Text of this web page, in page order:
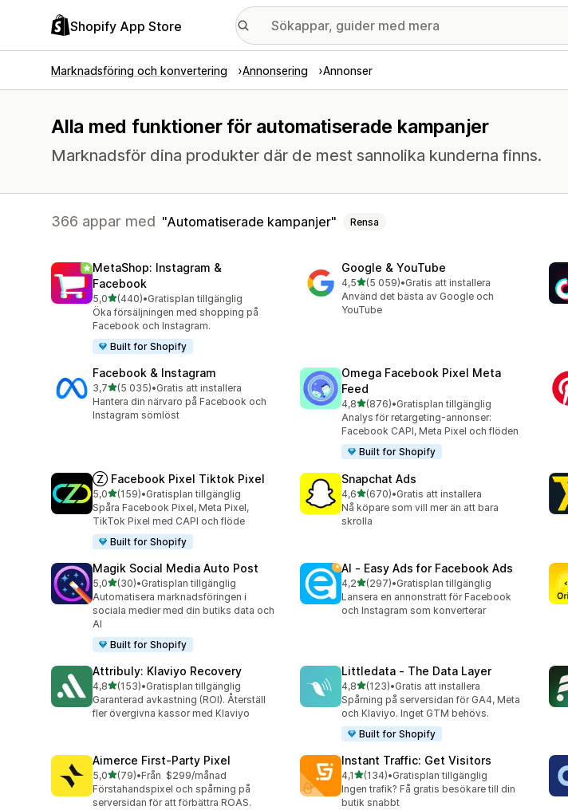
Shopify App Store
Marknadsföring och konvertering Annonsering Annonser
Alla med funktioner för automatiserade kampanjer
Marknadsför dina produkter där de mest sannolika kunderna finns.
366 appar med Automatiserade kampanjer Rensa
MetaShop: Instagram &
Facebook
5,0av 5 stjärnor
(440)
440 recensioner totalt
•Gratisplan tillgänglig
Öka försäljningen med shopping på
Facebook och Instagram.
Built for Shopify
Google & YouTube
4,5av 5 stjärnor
(5 059)
5059 recensioner totalt
•Gratis att installera
Använd det bästa av Google och
YouTube
Facebook & Instagram
3,7av 5 stjärnor
(5 035)
5035 recensioner totalt
•Gratis att installera
Hantera din närvaro på Facebook och
Instagram sömlöst
Omega Facebook Pixel Meta
Feed
4,8av 5 stjärnor
(876)
876 recensioner totalt
•Gratisplan tillgänglig
Analys för retargeting-annonser:
Facebook CAPI, Meta Pixel och flöden
Built for Shopify
Ⓩ Facebook Pixel Tiktok Pixel
5,0av 5 stjärnor
(159)
159 recensioner totalt
•Gratisplan tillgänglig
Spåra Facebook Pixel, Meta Pixel,
TikTok Pixel med CAPI och flöde
Built for Shopify
Snapchat Ads
4,6av 5 stjärnor
(670)
670 recensioner totalt
•Gratis att installera
Nå köpare som vill mer än att bara
skrolla
Magik Social Media Auto Post
5,0av 5 stjärnor
(30)
30 recensioner totalt
•Gratisplan tillgänglig
Automatisera marknadsföringen i
sociala medier med din butiks data och
AI
Built for Shopify
AI ‑ Easy Ads for Facebook Ads
4,2av 5 stjärnor
(297)
297 recensioner totalt
•Gratisplan tillgänglig
Lansera en annonstratt för Facebook
och Instagram som konverterar
Attribuly: Klaviyo Recovery
4,8av 5 stjärnor
(153)
153 recensioner totalt
•Gratisplan tillgänglig
Garanterad avkastning (ROI). Återställ
fler övergivna kassor med Klaviyo
Littledata ‑ The Data Layer
4,8av 5 stjärnor
(123)
123 recensioner totalt
•Gratis att installera
Spårning på serversidan för GA4, Meta
och Klaviyo. Inget GTM behövs.
Built for Shopify
Aimerce First‑Party Pixel
5,0av 5 stjärnor
(79)
79 recensioner totalt
•Från $299/månad
Förstahandspixel och spårning på
serversidan för att förbättra ROAS.
Instant Traffic: Get Visitors
4,1av 5 stjärnor
(134)
134 recensioner totalt
•Gratisplan tillgänglig
Ingen trafik? Få gratis besökare till din
butik snabbt